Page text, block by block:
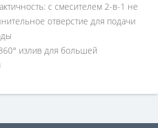
с смесителем 2-в-1 не
отверстие для подачи
излив для большей